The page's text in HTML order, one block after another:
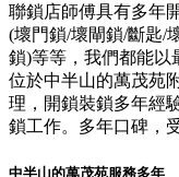
聯鎖店師傅具有多年
(壞門鎖/壞閘鎖/斷匙/
鎖)等等，我們都能以
位於中半山的萬茂苑
理，開鎖裝鎖多年經
鎖工作。多年口碑，
中半山的萬茂苑服務多年